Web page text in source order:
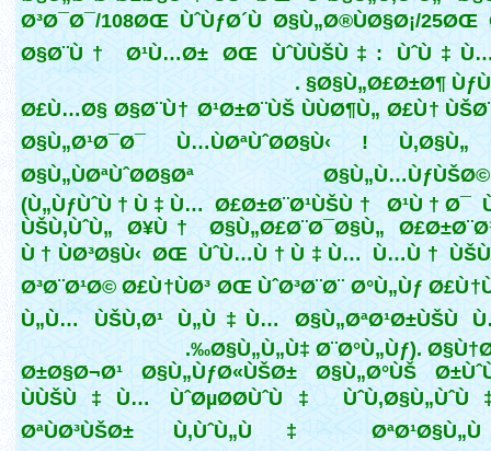
Ø³Ø¯Ø¯/108ØŒ ÙˆÙƒØ´Ù Ø§Ù„Ø®ÙØ§Ø¡/25ØŒ
Ø§Ø¨Ù† Ø¹Ù…Ø± ØŒ ÙˆÙÙŠÙ‡: ÙˆÙ‡Ù…
Ø§Ù„Ø£Ø±Ø¶
Ø£Ù…Ø§ Ø§Ø¨Ù† Ø¹Ø±Ø¨ÙŠ ÙÙØ¶Ù„ Ø£Ù†
Ø§Ù„Ø¹Ø¯Ø¯ Ù…ÙØªÙˆØ­Ø§Ù‹ ! Ù‚Ø§Ù„
Ø§Ù„ÙØªÙˆØ­Ø§Øª
(Ù„ÙƒÙˆÙ†Ù‡Ù… Ø£Ø±Ø¨Ø¹ÙŠÙ† Ø¹Ù†Ø¯
ÙŠÙ‚ÙˆÙ„ Ø¥Ù† Ø§Ù„Ø£Ø¨Ø¯Ø§Ù„
Ù†ÙØ³Ø§Ù‹ ØŒ ÙˆÙ…Ù†Ù‡Ù… Ù…Ù†
Ø³Ø¨Ø¹Ø© Ø£Ù†ÙØ³ ØŒ ÙˆØ³Ø¨Ø¨ Ø°Ù„Ùƒ
Ù„Ù… ÙŠÙ‚Ø¹ Ù„Ù‡Ù… Ø§Ù„ØªØ¹Ø±ÙŠÙ
Ø§Ù„Ù„Ù‡ Ø¨Ø°Ù„Ùƒ).
Ø±Ø§Ø¬Ø¹ Ø§Ù„ÙƒØ«ÙŠØ± Ø§Ù„Ø°ÙŠ
ÙÙŠÙ‡Ù… ÙˆØµØ­Ø­ÙˆÙ‡ ÙˆÙ‚Ø§Ù„ÙˆÙ‡
ØªÙØ³ÙŠØ± Ù‚ÙˆÙ„Ù‡